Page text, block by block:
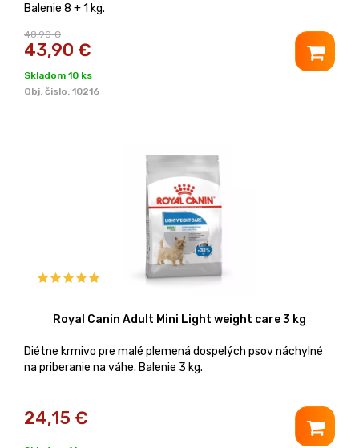
Balenie 8 + 1 kg.
48,90 €
43,90 €
Skladom 10 ks
Obj. čislo: 10216
Royal Canin Adult Mini Light weight care 3 kg
Diétne krmivo pre malé plemená dospelých psov náchylné
na priberanie na váhe. Balenie 3 kg.
24,15 €